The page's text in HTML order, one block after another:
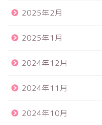
2025年2月
2025年1月
2024年12月
2024年11月
2024年10月